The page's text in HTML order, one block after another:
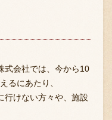
み
式会社では、今から10
るにあたり、
行けない方々や、施設